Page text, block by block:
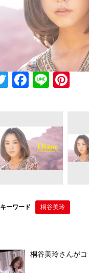
T
er
F
b
o
Li
st
キーワード 桐谷美玲
桐谷美玲さんがコ